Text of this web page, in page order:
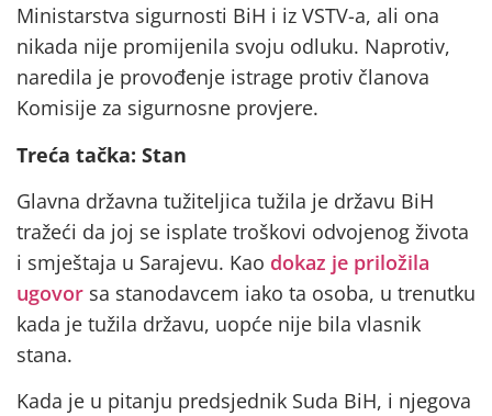
Ministarstva sigurnosti BiH i iz VSTV-a, ali ona
nikada nije promijenila svoju odluku. Naprotiv,
naredila je provođenje istrage protiv članova
Komisije za sigurnosne provjere.
Treća tačka: Stan
Glavna državna tužiteljica tužila je državu BiH
tražeći da joj se isplate troškovi odvojenog života
i smještaja u Sarajevu. Kao dokaz je priložila
ugovor sa stanodavcem iako ta osoba, u trenutku
kada je tužila državu, uopće nije bila vlasnik
stana.
Kada je u pitanju predsjednik Suda BiH, i njegova